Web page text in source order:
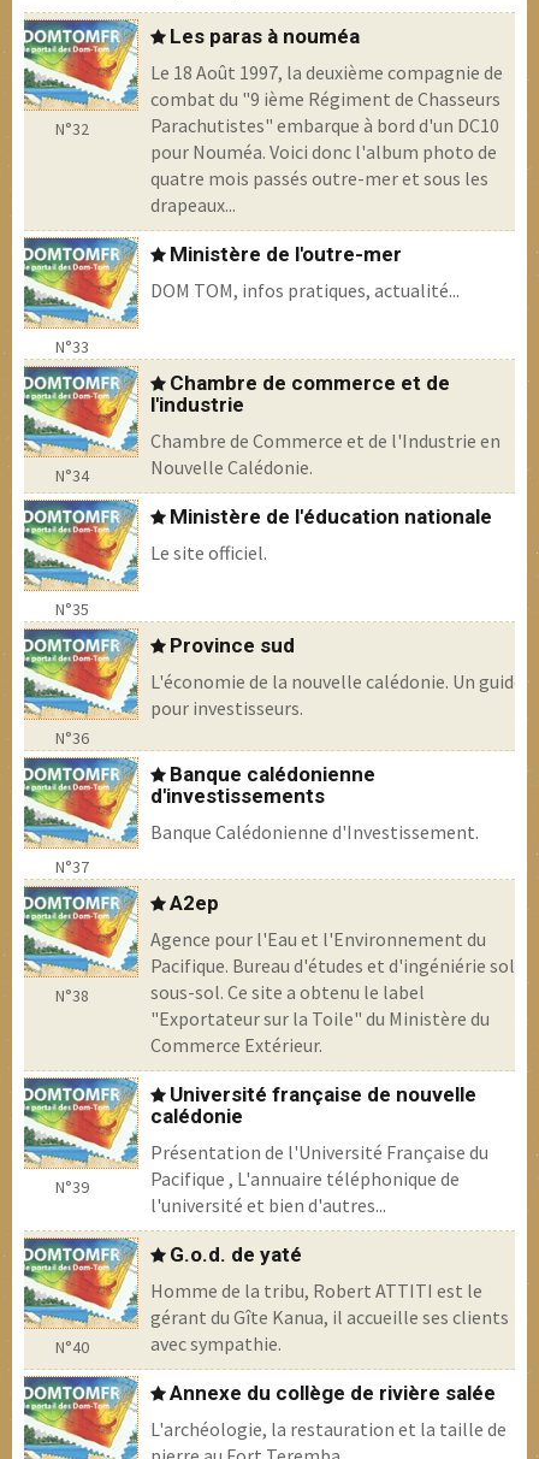
N°32
Les paras à nouméa
Le 18 Août 1997, la deuxième compagnie de
combat du "9 ième Régiment de Chasseurs
Parachutistes" embarque à bord d'un DC10
pour Nouméa. Voici donc l'album photo de
quatre mois passés outre-mer et sous les
drapeaux...
N°33
Ministère de l'outre-mer
DOM TOM, infos pratiques, actualité...
N°34
Chambre de commerce et de
l'industrie
Chambre de Commerce et de l'Industrie en
Nouvelle Calédonie.
N°35
Ministère de l'éducation nationale
Le site officiel.
N°36
Province sud
L'économie de la nouvelle calédonie. Un guide
pour investisseurs.
N°37
Banque calédonienne
d'investissements
Banque Calédonienne d'Investissement.
N°38
A2ep
Agence pour l'Eau et l'Environnement du
Pacifique. Bureau d'études et d'ingéniérie sol /
sous-sol. Ce site a obtenu le label
"Exportateur sur la Toile" du Ministère du
Commerce Extérieur.
N°39
Université française de nouvelle
calédonie
Présentation de l'Université Française du
Pacifique , L'annuaire téléphonique de
l'université et bien d'autres...
N°40
G.o.d. de yaté
Homme de la tribu, Robert ATTITI est le
gérant du Gîte Kanua, il accueille ses clients
avec sympathie.
Annexe du collège de rivière salée
L'archéologie, la restauration et la taille de